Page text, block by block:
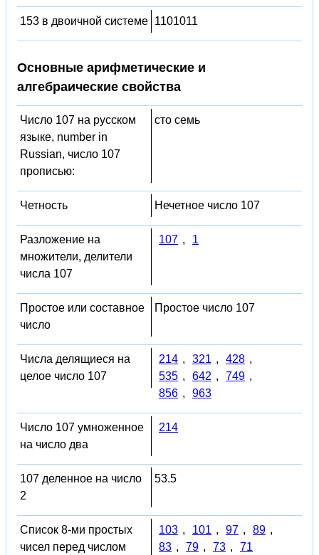
153 в двоичной системе 1101011
Основные арифметические и
алгебраические свойства
Число 107 на русском
языке, number in
Russian, число 107
прописью:
сто семь
Четность Нечетное число 107
Разложение на
множители, делители
числа 107
107 , 1
Простое или составное
число
Простое число 107
Числа делящиеся на
целое число 107
214 , 321 , 428 ,
535 , 642 , 749 ,
856 , 963
Число 107 умноженное
на число два
214
107 деленное на число
2
53.5
Список 8-ми простых
чисел перед числом
103 , 101 , 97 , 89 ,
83 , 79 , 73 , 71